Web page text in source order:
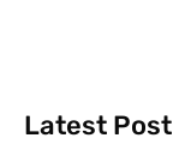
Latest Post